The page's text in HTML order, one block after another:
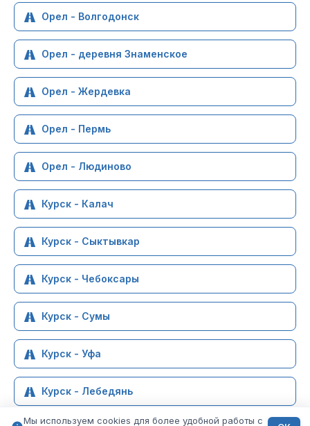
Орел - Волгодонск
Орел - деревня Знаменское
Орел - Жердевка
Орел - Пермь
Орел - Людиново
Курск - Калач
Курск - Сыктывкар
Курск - Чебоксары
Курск - Сумы
Курск - Уфа
Курск - Лебедянь
Мы используем cookies для более удобной работы с